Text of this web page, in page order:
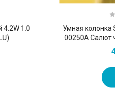
4.2W 1.0
Умная колонка
00250A Салют